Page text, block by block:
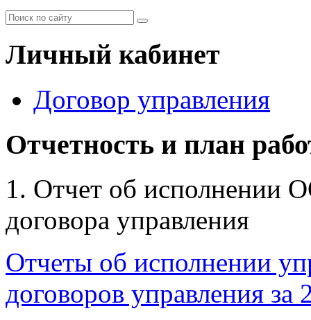
Личный кабинет
Договор управления
Отчетность и план
1. Отчет об исполнении
договора управления
Отчеты об исполнении
договоров управления за